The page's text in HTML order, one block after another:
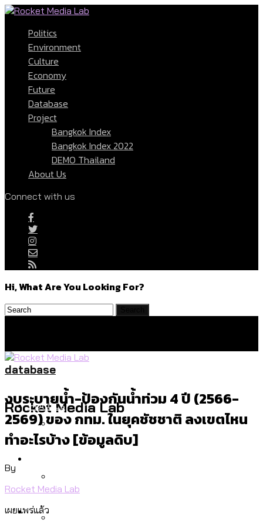
Politics
Environment
Culture
Economy
Future
Database
Project
Bangkok Index
Bangkok Index 2022
DEMO Thailand
About Us
Connect with us
Hi, What Are You Looking For?
Rocket Media Lab
Politics
สำรวจร่างงบปี 70 ของ กทม. สำนักการ
โดยเขตจตุจักรสูงสุด
Culture
database
งบระบายน้ำ-ป้องกันน้ำท่วม 4 ปี (2566-
2569) ของ กทม. ในยุคชัชชาติ ลงเขตไหน
ทำอะไรบ้าง [ข้อมูลดิบ]
By
Rocket Media Lab
เผยแพร่แล้ว